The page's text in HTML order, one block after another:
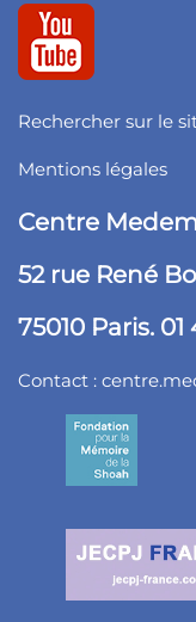
Rechercher sur le
Mentions légales
Centre
52 rue René
75010 Paris. 01
Contact :